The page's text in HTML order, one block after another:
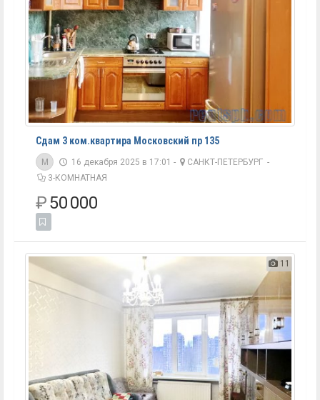
Сдам 3 ком.квартира Московский пр 135
M 16 декабря 2025 в 17:01 - САНКТ-ПЕТЕРБУРГ -
3-КОМНАТНАЯ
₽50 000
11